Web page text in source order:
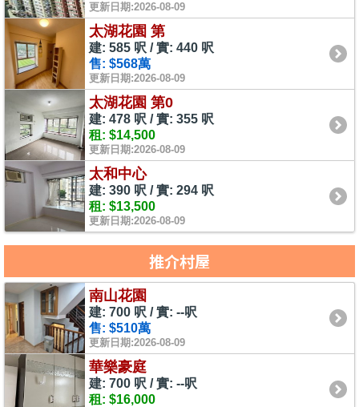
更新日期:2026-08-09
太湖花園 第
建: 585 呎 / 實: 440 呎
售: $568萬
更新日期:2026-08-09
太湖花園 第0
建: 478 呎 / 實: 355 呎
租: $14,500
更新日期:2026-08-09
太和中心
建: 390 呎 / 實: 294 呎
租: $13,500
更新日期:2026-08-09
推介村屋
南山花園
建: 700 呎 / 實: --呎
售: $510萬
更新日期:2026-08-09
華樂豪庭
建: 700 呎 / 實: --呎
租: $16,000